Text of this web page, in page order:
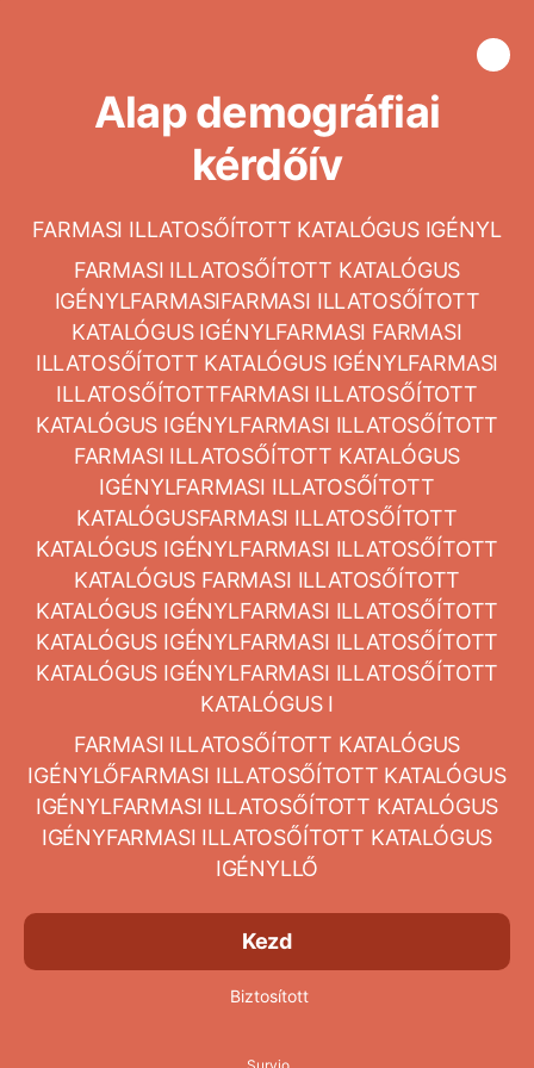
Alap demográfiai
kérdőív
FARMASI ILLATOSŐÍTOTT KATALÓGUS IGÉNYL
FARMASI ILLATOSŐÍTOTT KATALÓGUS
IGÉNYLFARMASIFARMASI ILLATOSŐÍTOTT
KATALÓGUS IGÉNYLFARMASI FARMASI
ILLATOSŐÍTOTT KATALÓGUS IGÉNYLFARMASI
ILLATOSŐÍTOTTFARMASI ILLATOSŐÍTOTT
KATALÓGUS IGÉNYLFARMASI ILLATOSŐÍTOTT
FARMASI ILLATOSŐÍTOTT KATALÓGUS
IGÉNYLFARMASI ILLATOSŐÍTOTT
KATALÓGUSFARMASI ILLATOSŐÍTOTT
KATALÓGUS IGÉNYLFARMASI ILLATOSŐÍTOTT
KATALÓGUS FARMASI ILLATOSŐÍTOTT
KATALÓGUS IGÉNYLFARMASI ILLATOSŐÍTOTT
KATALÓGUS IGÉNYLFARMASI ILLATOSŐÍTOTT
KATALÓGUS IGÉNYLFARMASI ILLATOSŐÍTOTT
KATALÓGUS I
FARMASI ILLATOSŐÍTOTT KATALÓGUS
IGÉNYLŐFARMASI ILLATOSŐÍTOTT KATALÓGUS
IGÉNYLFARMASI ILLATOSŐÍTOTT KATALÓGUS
IGÉNYFARMASI ILLATOSŐÍTOTT KATALÓGUS
IGÉNYLLŐ
Kezd
Biztosított